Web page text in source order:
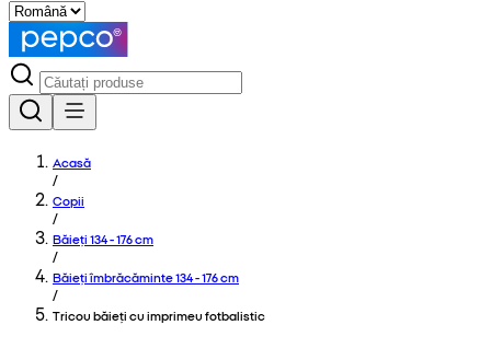
Acasă
/
Copii
/
Băieți 134 - 176 cm
/
Băieți îmbrăcăminte 134 - 176 cm
/
Tricou băieți cu imprimeu fotbalistic